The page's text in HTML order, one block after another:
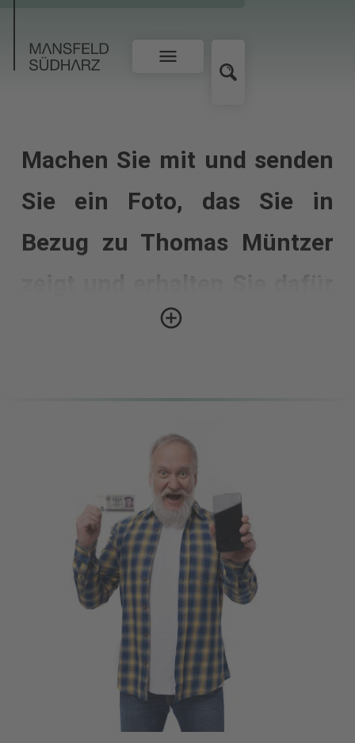
Sachsen-Anhalt:
MITMACH-AKTION FÜR
„Müntzer sehen! – Apfelbaum
Machen Sie mit und senden
Sie ein Foto, das Sie in
Bezug zu Thomas Müntzer
einen Müntzer-Apfelbaum
Im Rahmen des
Bauernkriegsgedenkens
1524/1525 und dem 500.
Todestag von Thomas
Müntzer gibt es zahlreiche
Initiativen in Sachen-Anhalt,
die an dieses Geschehen
erinnern. Dem Landkreis